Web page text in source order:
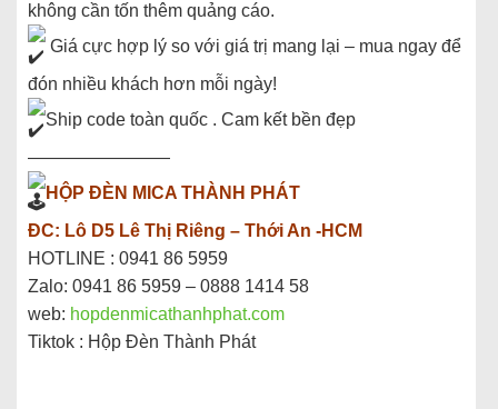
không cần tốn thêm quảng cáo.
Giá cực hợp lý so với giá trị mang lại – mua ngay để
đón nhiều khách hơn mỗi ngày!
Ship code toàn quốc . Cam kết bền đẹp
————————
HỘP ĐÈN MICA THÀNH PHÁT
ĐC: Lô D5 Lê Thị Riêng – Thới An -HCM
HOTLINE : 0941 86 5959
Zalo: 0941 86 5959 – 0888 1414 58
web: hopdenmicathanhphat.com
Tiktok : Hộp Đèn Thành Phát